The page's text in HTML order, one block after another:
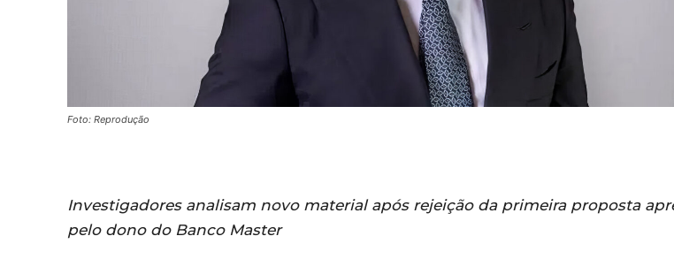
Foto: Reprodução
Investigadores analisam novo material após rejeição da primeira proposta
pelo dono do Banco Master